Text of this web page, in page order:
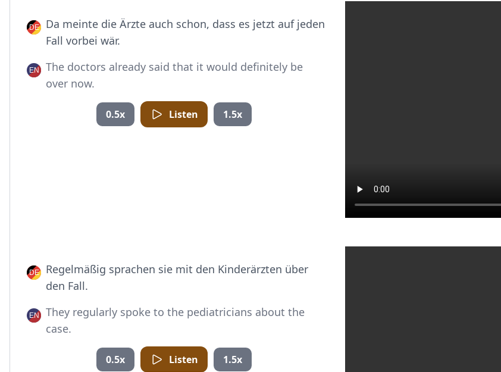
Da meinte die Ärzte auch schon, dass es jetzt auf jeden
Fall vorbei wär.
The doctors already said that it would definitely be
over now.
0.5x Listen 1.5x
Regelmäßig sprachen sie mit den Kinderärzten über
den Fall.
They regularly spoke to the pediatricians about the
case.
0.5x Listen 1.5x